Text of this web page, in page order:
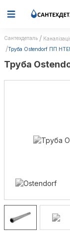
Сантехдеталь
Труба Ostendorf ПП
Труба